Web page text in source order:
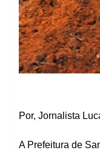
Por, Jornalista
A Prefeitura de